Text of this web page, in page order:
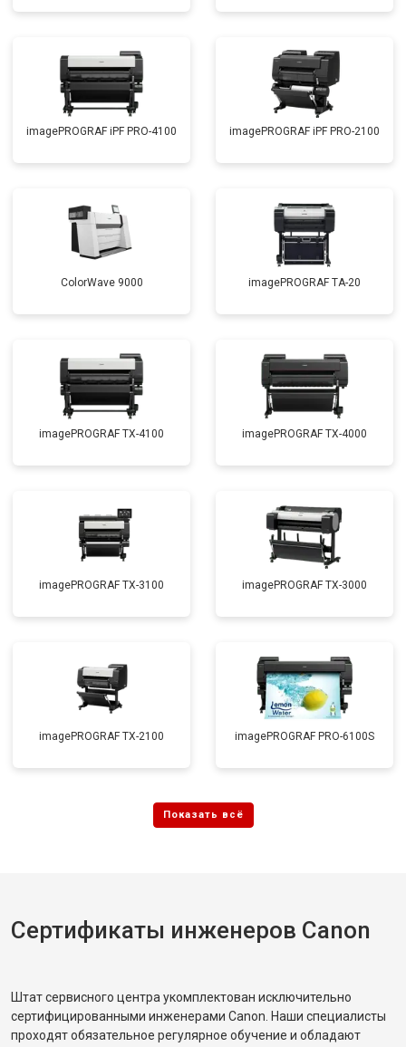
imagePROGRAF iPF PRO-4100 imagePROGRAF iPF PRO-2100
ColorWave 9000 imagePROGRAF TA-20
imagePROGRAF TX-4100 imagePROGRAF TX-4000
imagePROGRAF TX-3100 imagePROGRAF TX-3000
imagePROGRAF TX-2100 imagePROGRAF PRO-6100S
Сертификаты инженеров Canon
Штат сервисного центра укомплектован исключительно
сертифицированными инженерами Canon. Наши специалисты
проходят обязательное регулярное обучение и обладают